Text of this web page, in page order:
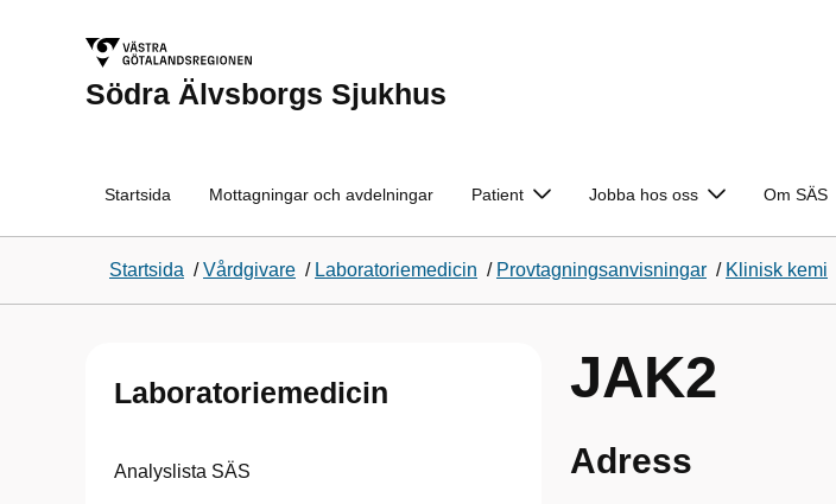
Södra Älvsborgs Sjukhus
Startsida Mottagningar och avdelningar Patient Jobba hos oss Om SÄS
Startsida /Vårdgivare / Laboratoriemedicin / Provtagningsanvisningar / Klinisk kemi
Laboratoriemedicin
Analyslista SÄS
JAK2
Adress